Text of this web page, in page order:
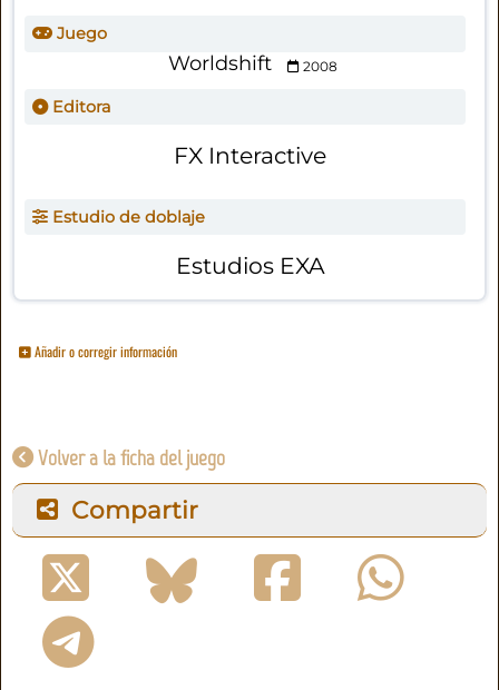
Juego
Worldshift 2008
Editora
FX Interactive
Estudio de doblaje
Estudios EXA
Añadir o corregir información
Volver a la ficha del juego
Compartir